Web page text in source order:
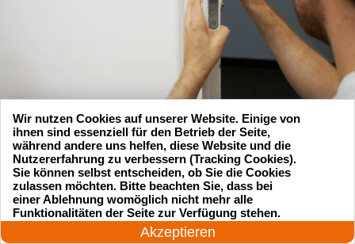
Suchen Sie einen Schlüsseldienst
24 Stunden am Tag
Akzeptieren
Wir nutzen Cookies auf unserer Website. Einige von
ihnen sind essenziell für den Betrieb der Seite,
während andere uns helfen, diese Website und die
Nutzererfahrung zu verbessern (Tracking Cookies).
Sie können selbst entscheiden, ob Sie die Cookies
zulassen möchten. Bitte beachten Sie, dass bei
einer Ablehnung womöglich nicht mehr alle
Funktionalitäten der Seite zur Verfügung stehen.